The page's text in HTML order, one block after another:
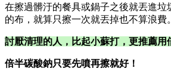
在擦過髒汙的餐具或鍋子之後就丟進垃
的布，就算只擦一次就丟掉也不算浪費。
討厭清理的人，比起小蘇打，更推薦用
倍半碳酸鈉只要先噴再擦就好！